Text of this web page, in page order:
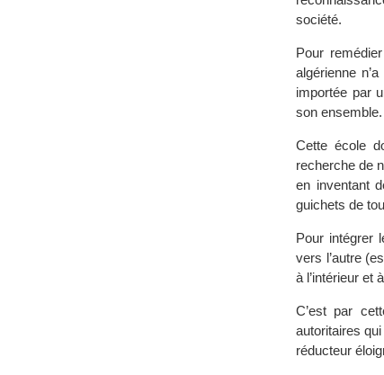
société.
Pour
algérienne
importée par
son
Cette école
recherche de
en inventant
guichets de
Pour intégrer
vers l’autre
à l’intérieur et
C’est par
autoritaires
réducteur